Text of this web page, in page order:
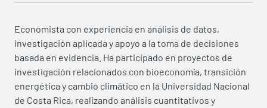
Economista con experiencia en análisis de datos,
investigación aplicada y apoyo a la toma de decisiones
basada en evidencia. Ha participado en proyectos de
investigación relacionados con bioeconomía, transición
energética y cambio climático en la Universidad Nacional
de Costa Rica, realizando análisis cuantitativos y